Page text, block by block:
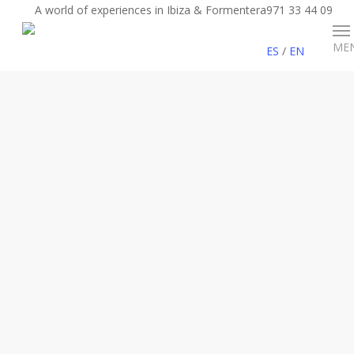
A world of experiences in Ibiza & Formentera971 33 44 09
ES / EN